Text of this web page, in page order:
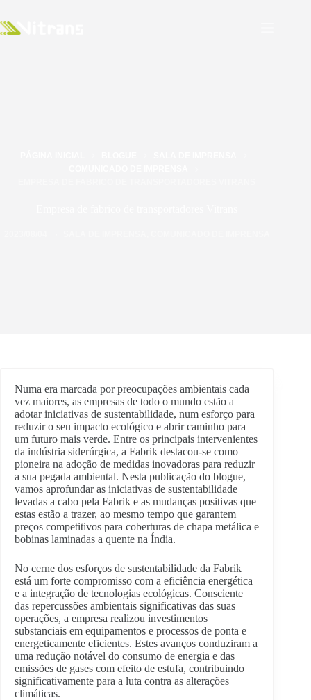
Numa era marcada por preocupações ambientais cada
vez maiores, as empresas de todo o mundo estão a
adotar iniciativas de sustentabilidade, num esforço para
reduzir o seu impacto ecológico e abrir caminho para
um futuro mais verde. Entre os principais intervenientes
da indústria siderúrgica, a Fabrik destacou-se como
pioneira na adoção de medidas inovadoras para reduzir
a sua pegada ambiental. Nesta publicação do blogue,
vamos aprofundar as iniciativas de sustentabilidade
levadas a cabo pela Fabrik e as mudanças positivas que
estas estão a trazer, ao mesmo tempo que garantem
preços competitivos para coberturas de chapa metálica e
bobinas laminadas a quente na Índia.
No cerne dos esforços de sustentabilidade da Fabrik
está um forte compromisso com a eficiência energética
e a integração de tecnologias ecológicas. Consciente
das repercussões ambientais significativas das suas
operações, a empresa realizou investimentos
substanciais em equipamentos e processos de ponta e
energeticamente eficientes. Estes avanços conduziram a
uma redução notável do consumo de energia e das
emissões de gases com efeito de estufa, contribuindo
significativamente para a luta contra as alterações
climáticas.